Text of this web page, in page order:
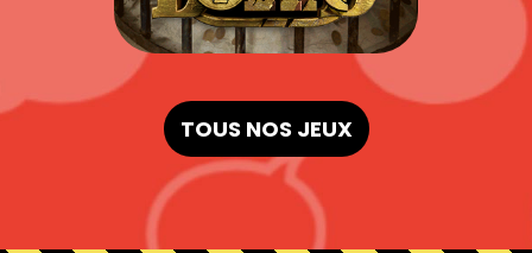
TOUS NOS JEUX